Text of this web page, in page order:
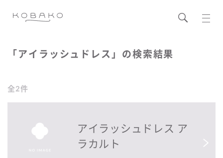
「アイラッシュドレス」の検索結果
全2件
アイラッシュドレス ア
ラカルト